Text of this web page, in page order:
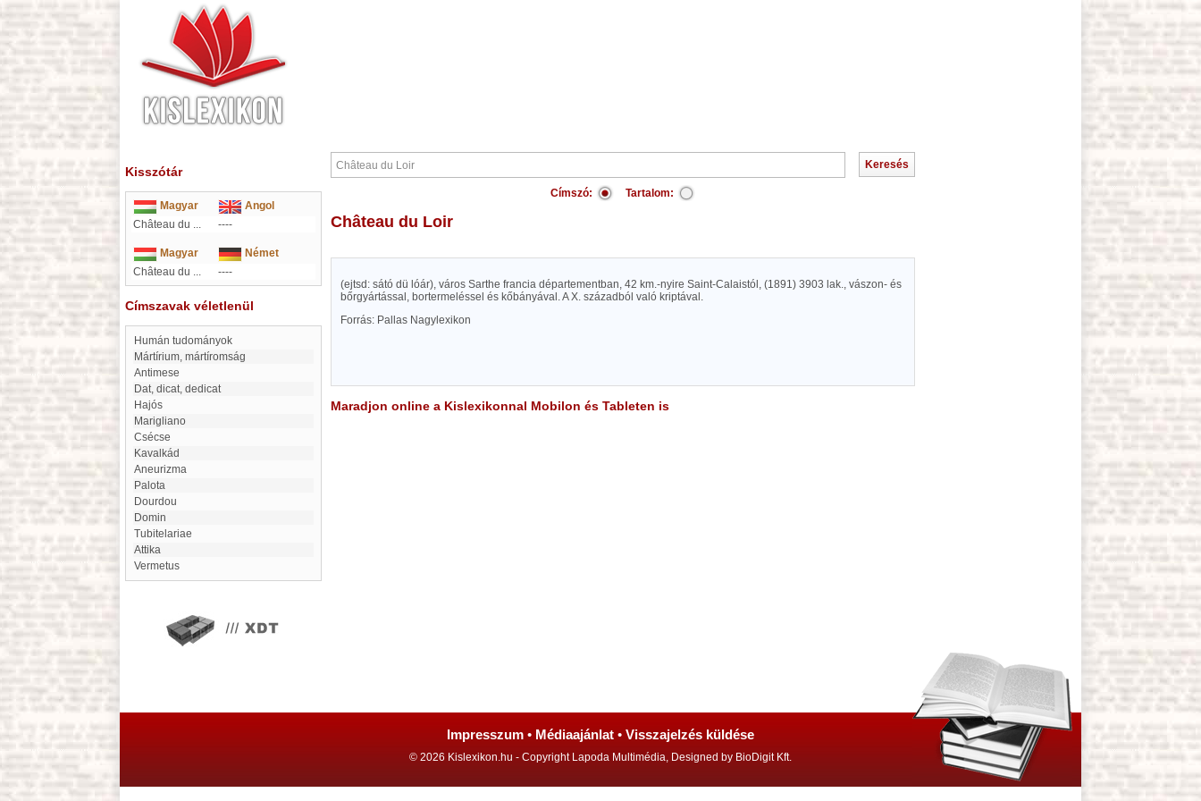
Kisszótár
Magyar
Angol
Château du ...
----
Magyar
Német
Château du ...
----
Címszavak véletlenül
humán tudományok
mártírium, mártíromság
antimese
Dat, dicat, dedicat
Hajós
Marigliano
Csécse
Kavalkád
Aneurizma
Palota
Dourdou
Domin
Tubitelariae
attika
Vermetus
Címszó: Tartalom:
Château du Loir
(ejtsd: sátó dü lóár), város Sarthe francia départementban, 42 km.-nyire Saint-Calaistól, (1891) 3903 lak., vászon- és
bőrgyártással, bortermeléssel és kőbányával. A X. századból való kriptával.
Forrás: Pallas Nagylexikon
Maradjon online a Kislexikonnal Mobilon és Tableten is
Impresszum • Médiaajánlat • Visszajelzés küldése
© 2026 Kislexikon.hu - Copyright Lapoda Multimédia, Designed by BioDigit Kft.